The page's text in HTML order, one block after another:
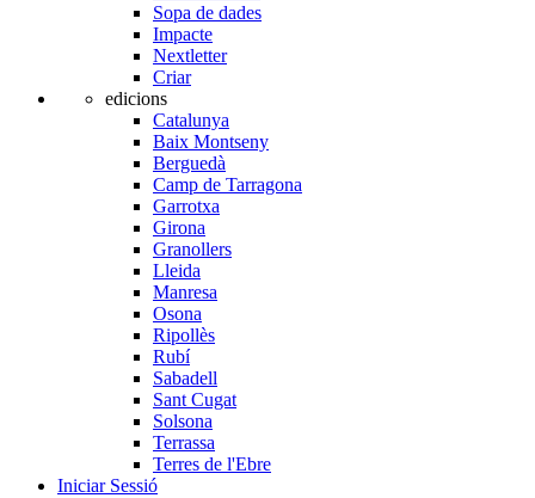
Sopa de dades
Impacte
Nextletter
Criar
edicions
Catalunya
Baix Montseny
Berguedà
Camp de Tarragona
Garrotxa
Girona
Granollers
Lleida
Manresa
Osona
Ripollès
Rubí
Sabadell
Sant Cugat
Solsona
Terrassa
Terres de l'Ebre
Iniciar Sessió